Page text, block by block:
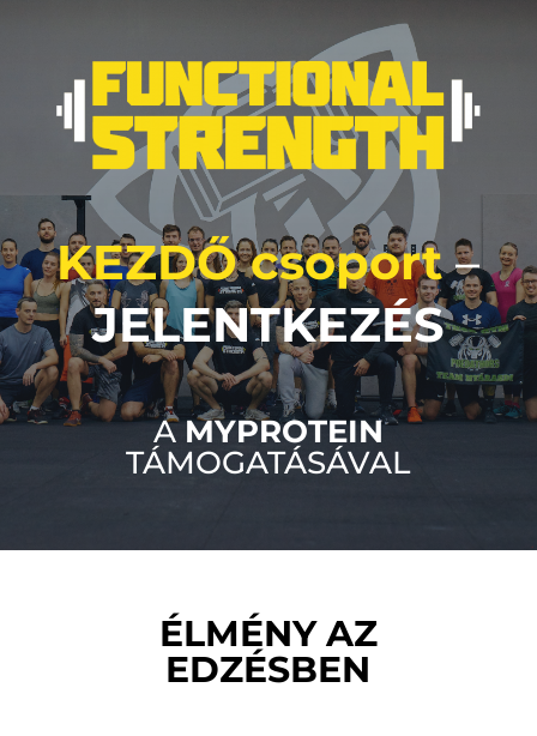
KEZDŐ csoport–
JELENTKEZÉS
AMYPROTEIN
TÁMOGATÁSÁVAL
ÉLMÉNY AZ
EDZÉSBEN